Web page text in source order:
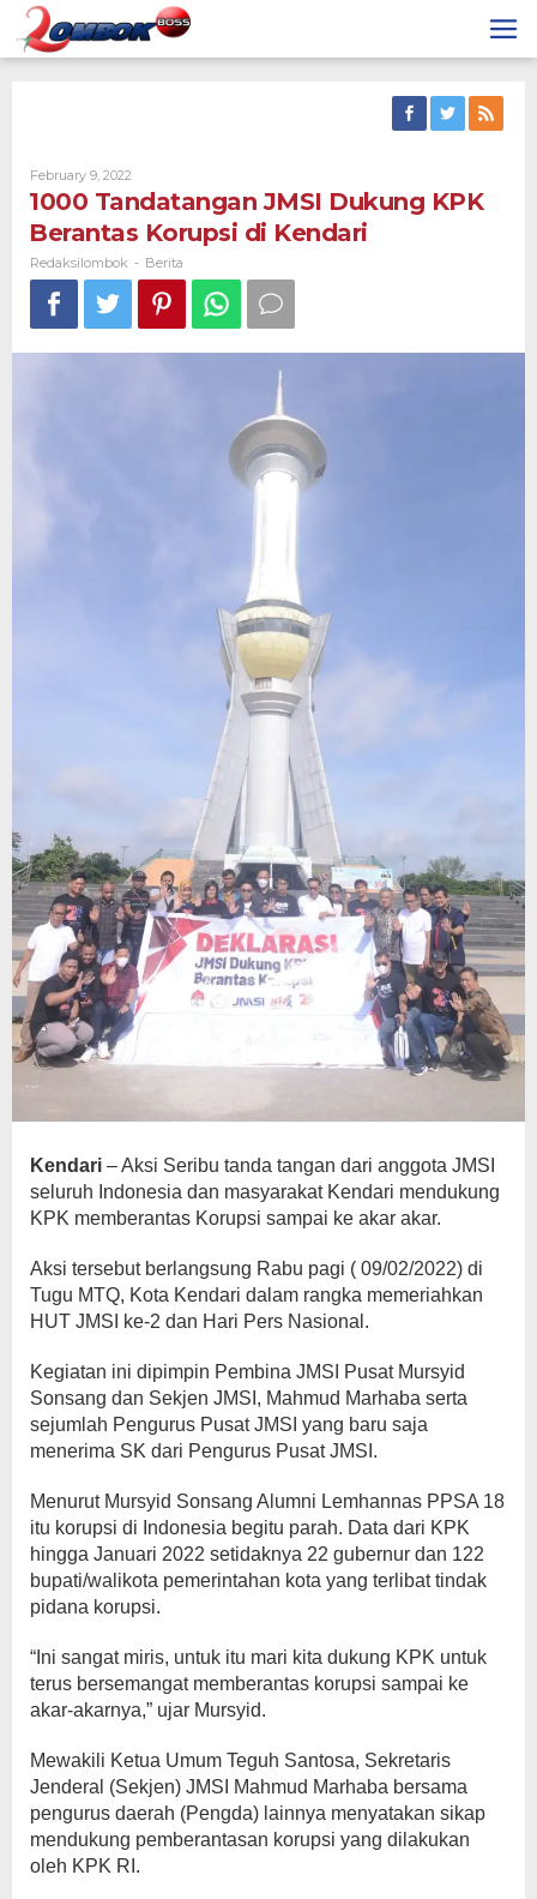
Skip
content
February 9, 2022
Redaksilombok
1000 Tandatangan JMSI Dukung KPK
Berantas Korupsi di Kendari
Redaksilombok - Berita
Kendari – Aksi Seribu tanda tangan dari anggota JMSI
seluruh Indonesia dan masyarakat Kendari mendukung
KPK memberantas Korupsi sampai ke akar akar.
Aksi tersebut berlangsung Rabu pagi ( 09/02/2022) di
Tugu MTQ, Kota Kendari dalam rangka memeriahkan
HUT JMSI ke-2 dan Hari Pers Nasional.
Kegiatan ini dipimpin Pembina JMSI Pusat Mursyid
Sonsang dan Sekjen JMSI, Mahmud Marhaba serta
sejumlah Pengurus Pusat JMSI yang baru saja
menerima SK dari Pengurus Pusat JMSI.
Menurut Mursyid Sonsang Alumni Lemhannas PPSA 18
itu korupsi di Indonesia begitu parah. Data dari KPK
hingga Januari 2022 setidaknya 22 gubernur dan 122
bupati/walikota pemerintahan kota yang terlibat tindak
pidana korupsi.
“Ini sangat miris, untuk itu mari kita dukung KPK untuk
terus bersemangat memberantas korupsi sampai ke
akar-akarnya,” ujar Mursyid.
Mewakili Ketua Umum Teguh Santosa, Sekretaris
Jenderal (Sekjen) JMSI Mahmud Marhaba bersama
pengurus daerah (Pengda) lainnya menyatakan sikap
mendukung pemberantasan korupsi yang dilakukan
oleh KPK RI.